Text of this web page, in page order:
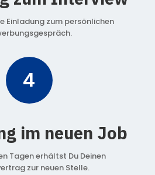
Einladung zum persönlichen
4
im neuen Job
Tagen erhältst Du Deinen
zur neuen Stelle.